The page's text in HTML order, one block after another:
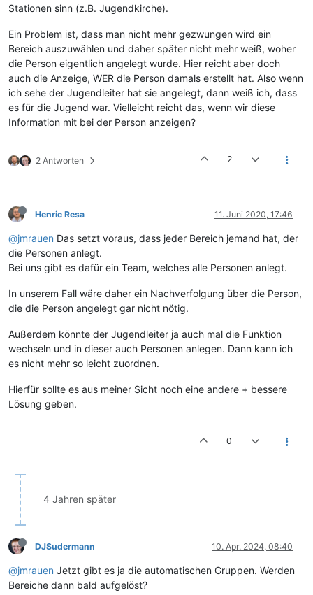
Stationen sinn (z.B. Jugendkirche).
Ein Problem ist, dass man nicht mehr gezwungen wird ein
Bereich auszuwählen und daher später nicht mehr weiß, woher
die Person eigentlich angelegt wurde. Hier reicht aber doch
auch die Anzeige, WER die Person damals erstellt hat. Also wenn
ich sehe der Jugendleiter hat sie angelegt, dann weiß ich, dass
es für die Jugend war. Vielleicht reicht das, wenn wir diese
Information mit bei der Person anzeigen?
2 Antworten 2
Henric Resa 11. Juni 2020, 17:46
@jmrauen Das setzt voraus, dass jeder Bereich jemand hat, der
die Personen anlegt.
Bei uns gibt es dafür ein Team, welches alle Personen anlegt.
In unserem Fall wäre daher ein Nachverfolgung über die Person,
die die Person angelegt gar nicht nötig.
Außerdem könnte der Jugendleiter ja auch mal die Funktion
wechseln und in dieser auch Personen anlegen. Dann kann ich
es nicht mehr so leicht zuordnen.
Hierfür sollte es aus meiner Sicht noch eine andere + bessere
Lösung geben.
0
4 Jahren später
DJSudermann 10. Apr. 2024, 08:40
@jmrauen Jetzt gibt es ja die automatischen Gruppen. Werden
Bereiche dann bald aufgelöst?